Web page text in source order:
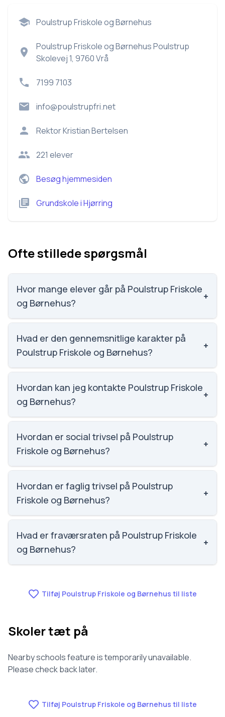
Poulstrup Friskole og Børnehus
Poulstrup Friskole og Børnehus Poulstrup
Skolevej 1, 9760 Vrå
7199 7103
info@poulstrupfri.net
RektorKristian Bertelsen
221 elever
Besøg hjemmesiden
GrundskoleiHjørring
Ofte stillede spørgsmål
Hvor mange elever går på Poulstrup Friskole
og Børnehus?
+
Poulstrup Friskole og Børnehus har 221 elever,
hvilket gør den til nummer 1123 ud af 3143 skoler.
Hvad er den gennemsnitlige karakter på
Poulstrup Friskole og Børnehus?
+
Karaktergennemsnittet på Poulstrup Friskole og
Børnehus er 6.2, nummer 1346 ud af 3143 skoler.
Hvordan kan jeg kontakte Poulstrup Friskole
og Børnehus?
+
Email: info@poulstrupfri.net. Telefon: 7199 7103.
Adresse: Poulstrup Friskole og Børnehus Poulstrup
Skolevej 1, 9760 Vrå. Skoleleder: Kristian Bertelsen.
Hvordan er social trivsel på Poulstrup
Friskole og Børnehus?
+
Vi har ikke data om social trivsel for Poulstrup
Friskole og Børnehus.
Hvordan er faglig trivsel på Poulstrup
Friskole og Børnehus?
+
Vi har ikke data om faglig trivsel for Poulstrup
Friskole og Børnehus.
Hvad er fraværsraten på Poulstrup Friskole
og Børnehus?
+
Tilføj Poulstrup Friskole og Børnehus til liste
Skoler tæt på
Nearby schools feature is temporarily unavailable.
Please check back later.
Tilføj Poulstrup Friskole og Børnehus til liste